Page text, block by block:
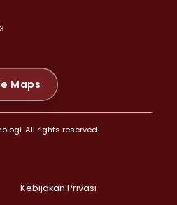
>
>
Hilir >
Selatan >
>
Selatan >
Maps
All rights reserved.
Kebijakan Privasi